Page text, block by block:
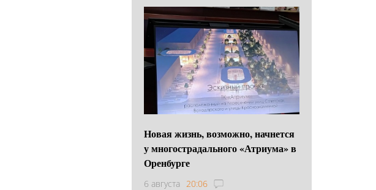
Новая жизнь, возможно, начнется
у многострадального «Атриума» в
Оренбурге
6 августа 20:06